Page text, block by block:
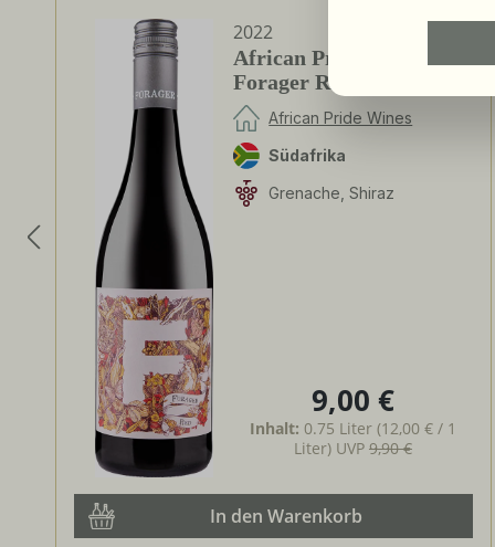
2022
African Pride Wines -
Forager Red - Shiraz /
Grenache
African Pride Wines
Südafrika
Grenache, Shiraz
Regulärer Preis:
9,00 €
Inhalt: 0.75 Liter (12,00 € / 1
Liter) UVP 9,90 €
In den Warenkorb